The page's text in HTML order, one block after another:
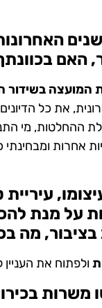
האם
המועצה בשידור
את כל
ההחלטות, מי
אחרות ומבחינתי
על מנת
מה
ולפתוח את
משרות